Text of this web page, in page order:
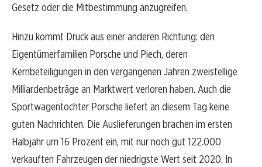
Gesetz oder die Mitbestimmung anzugreifen.
Hinzu kommt Druck aus einer anderen Richtung: den
Eigentümerfamilien Porsche und Piech, deren
Kernbeteiligungen in den vergangenen Jahren zweistellige
Milliardenbeträge an Marktwert verloren haben. Auch die
Sportwagentochter Porsche liefert an diesem Tag keine
guten Nachrichten. Die Auslieferungen brachen im ersten
Halbjahr um 16 Prozent ein, mit nur noch gut 122.000
verkauften Fahrzeugen der niedrigste Wert seit 2020. In